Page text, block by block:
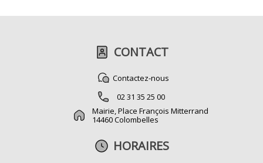
CONTACT
Contactez-nous
02 31 35 25 00
Mairie, Place François Mitterrand
14460 Colombelles
HORAIRES